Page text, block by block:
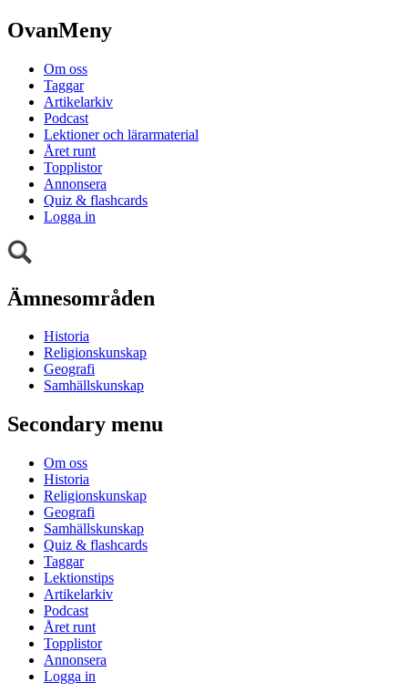
OvanMeny
Om oss
Taggar
Artikelarkiv
Podcast
Lektioner och lärarmaterial
Året runt
Topplistor
Annonsera
Quiz & flashcards
Logga in
Ämnesområden
Historia
Religionskunskap
Geografi
Samhällskunskap
Secondary menu
Om oss
Historia
Religionskunskap
Geografi
Samhällskunskap
Quiz & flashcards
Taggar
Lektionstips
Artikelarkiv
Podcast
Året runt
Topplistor
Annonsera
Logga in